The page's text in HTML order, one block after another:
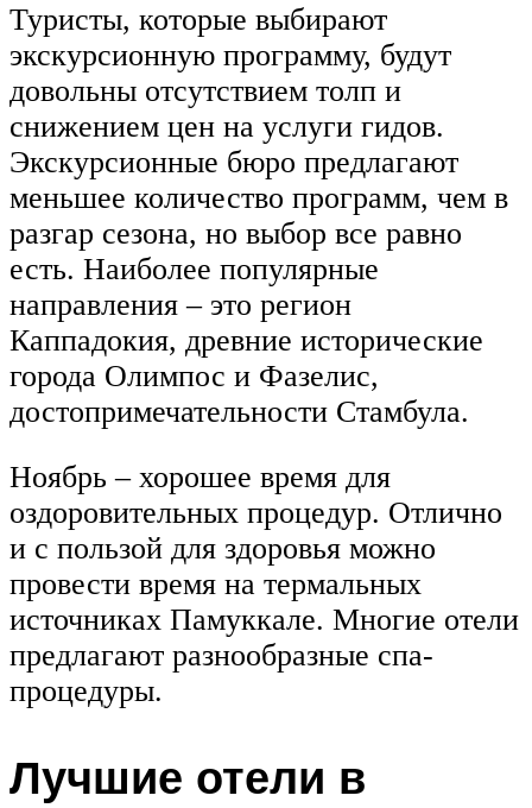
Туристы, которые выбирают
экскурсионную программу, будут
довольны отсутствием толп и
снижением цен на услуги гидов.
Экскурсионные бюро предлагают
меньшее количество программ, чем в
разгар сезона, но выбор все равно
есть. Наиболее популярные
направления – это регион
Каппадокия, древние исторические
города Олимпос и Фазелис,
достопримечательности Стамбула.
Ноябрь – хорошее время для
оздоровительных процедур. Отлично
и с пользой для здоровья можно
провести время на термальных
источниках Памуккале. Многие отели
предлагают разнообразные спа-
процедуры.
Лучшие отели в